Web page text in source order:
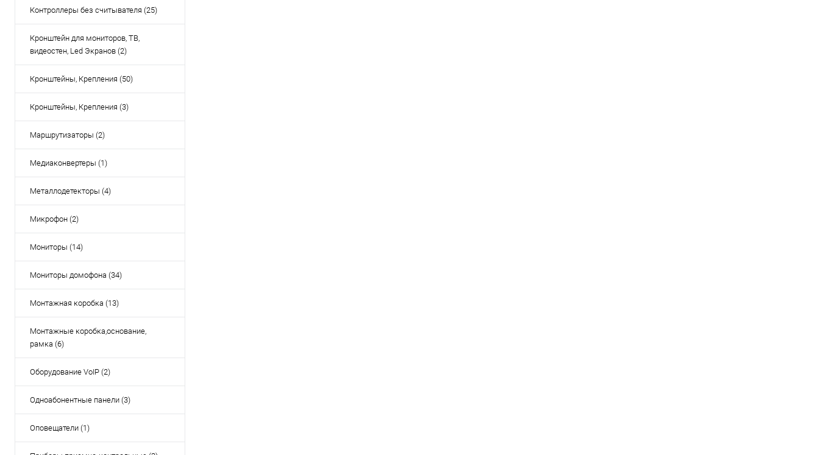
Контроллеры без считывателя (25)
Кронштейн для мониторов, ТВ,
видеостен, Led Экранов (2)
Кронштейны, Крепления (50)
Кронштейны, Крепления (3)
Маршрутизаторы (2)
Медиаконвертеры (1)
Металлодетекторы (4)
Микрофон (2)
Мониторы (14)
Мониторы домофона (34)
Монтажная коробка (13)
Монтажные коробка,основание,
рамка (6)
Оборудование VoIP (2)
Одноабонентные панели (3)
Оповещатели (1)